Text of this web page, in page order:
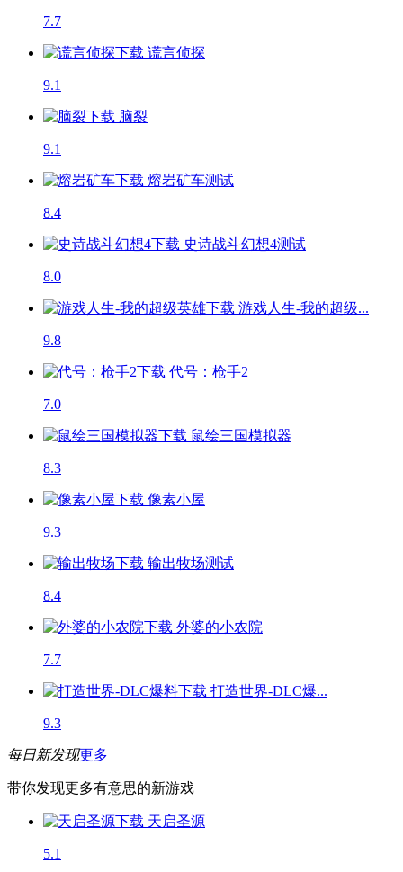
7.7
谎言侦探
9.1
脑裂
9.1
熔岩矿车测试
8.4
史诗战斗幻想4测试
8.0
游戏人生-我的超级...
9.8
代号：枪手2
7.0
鼠绘三国模拟器
8.3
像素小屋
9.3
输出牧场测试
8.4
外婆的小农院
7.7
打造世界-DLC爆...
9.3
每日新发现更多
带你发现更多有意思的新游戏
天启圣源
5.1